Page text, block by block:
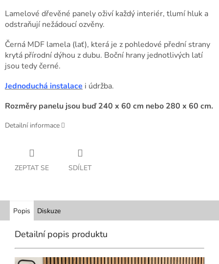
Lamelové dřevěné panely oživí každý interiér, tlumí hluk a
odstraňují nežádoucí ozvěny.
Černá MDF lamela (lať), která je z pohledové přední strany
krytá přírodní dýhou z dubu. Boční hrany jednotlivých latí
jsou tedy černé.
Jednoduchá instalace i údržba.
Rozměry panelu jsou buď 240 x 60 cm nebo 280 x 60 cm.
Detailní informace
ZEPTAT SE SDÍLET
Popis Diskuze
Detailní popis produktu